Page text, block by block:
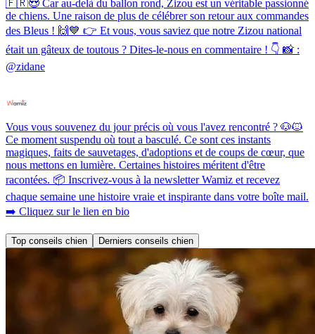
🇫🇷😍 Car au-delà du ballon rond, Zizou est un véritable passionné
de chiens. Une raison de plus de célébrer son retour aux commandes
des Bleus ! 🙌💙 👉 Et vous, vous saviez que notre Zizou national
était un gâteux de toutous ? Dites-le-nous en commentaire ! 👇 📸 :
@zidane
Vous vous souvenez du jour précis où vous l'avez rencontré ? 🐶🐱
Ce moment suspendu où tout a basculé. Ce sont ces instants
magiques, faits de sauvetages, d'adoptions et de coups de cœur, que
nous mettons en lumière. Certaines histoires méritent d'être
racontées. 📦 Inscrivez-vous à la newsletter Wamiz et recevez
chaque semaine une histoire vraie et inspirante dans votre boîte mail.
➡️ Cliquez sur le lien en bio
Top conseils chien Derniers conseils chien